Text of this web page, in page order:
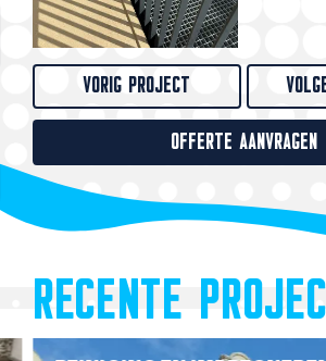
VORIG PROJECT
OFFERTE AANVRAGEN
RECENTE